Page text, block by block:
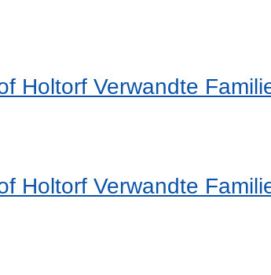
Holtorf Verwandte
Holtorf Verwandte